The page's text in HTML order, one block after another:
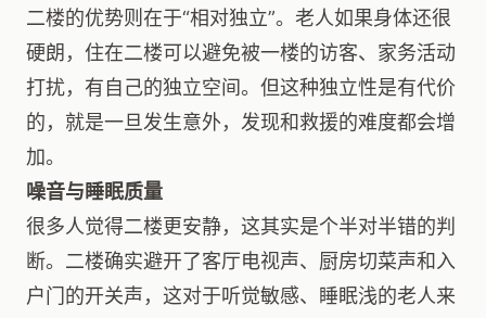
二楼的优势则在于“相对独立”。老人如果身体还很
硬朗，住在二楼可以避免被一楼的访客、家务活动
打扰，有自己的独立空间。但这种独立性是有代价
的，就是一旦发生意外，发现和救援的难度都会增
加。
噪音与睡眠质量
很多人觉得二楼更安静，这其实是个半对半错的判
断。二楼确实避开了客厅电视声、厨房切菜声和入
户门的开关声，这对于听觉敏感、睡眠浅的老人来